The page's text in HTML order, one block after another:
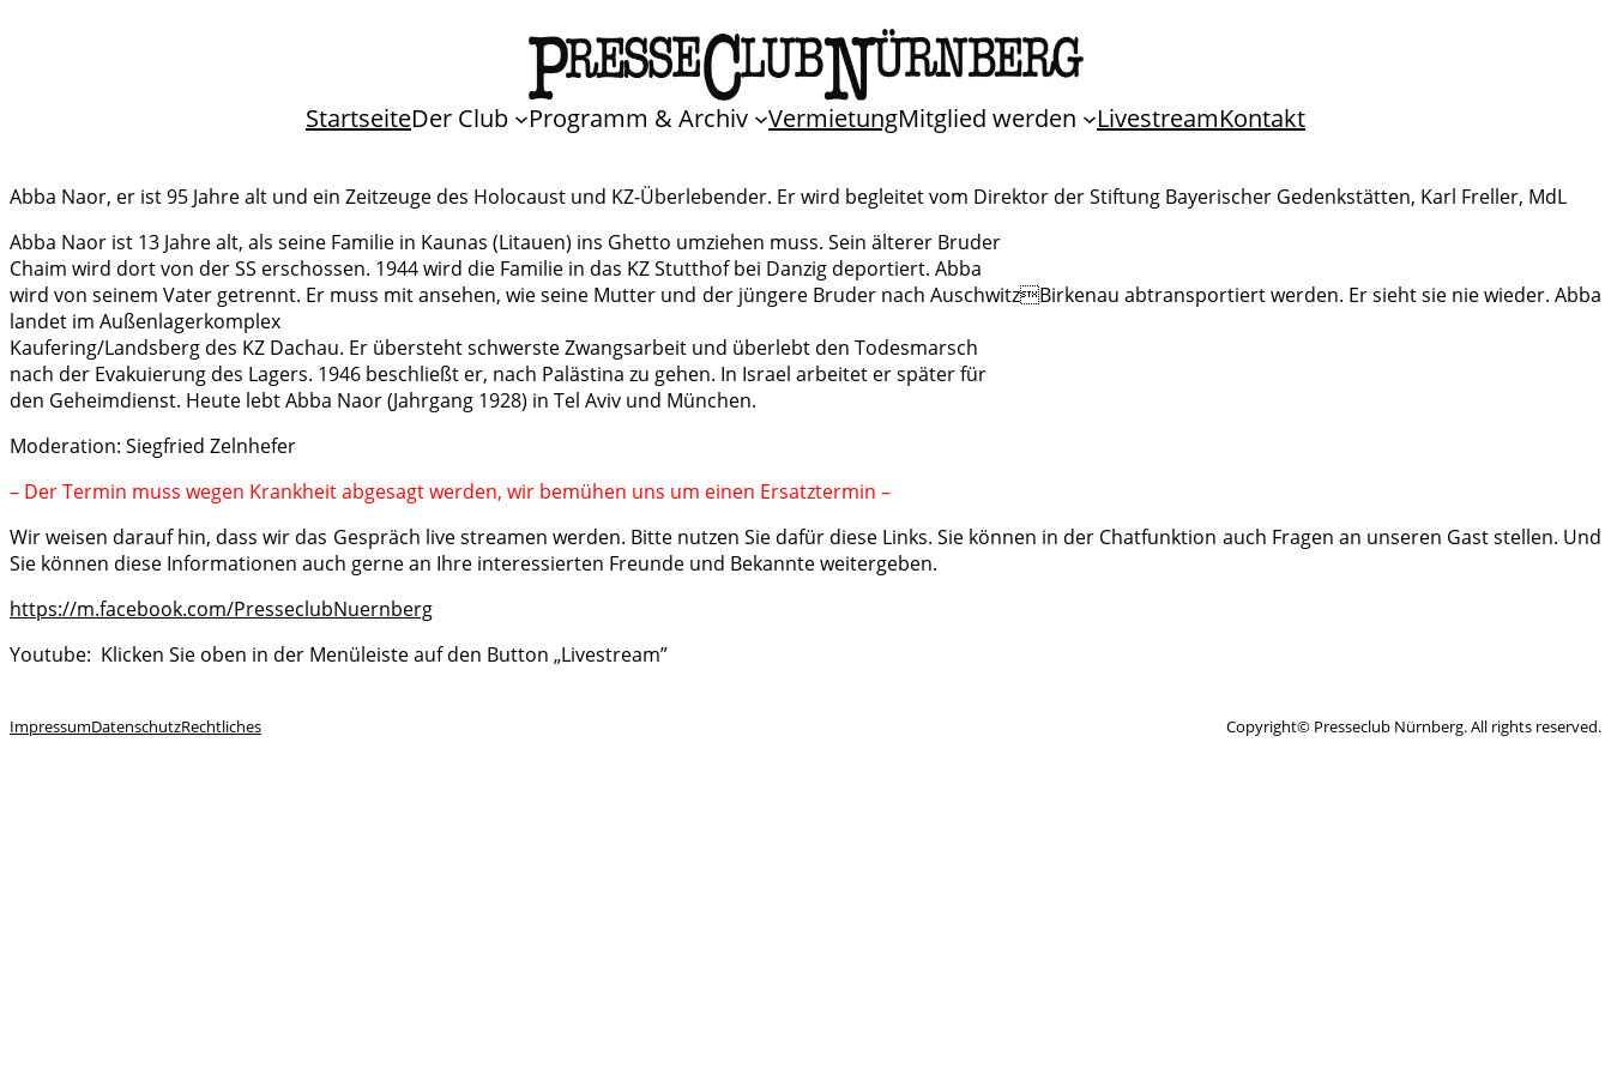
StartseiteDer Club Programm & Archiv VermietungMitglied werden LivestreamKontakt
Abba Naor, er ist 95 Jahre alt und ein Zeitzeuge des Holocaust und KZ-Überlebender. Er wird begleitet vom Direktor der Stiftung Bayerischer Gedenkstätten, Karl Freller, MdL
Abba Naor ist 13 Jahre alt, als seine Familie in Kaunas (Litauen) ins Ghetto umziehen muss. Sein älterer Bruder
Chaim wird dort von der SS erschossen. 1944 wird die Familie in das KZ Stutthof bei Danzig deportiert. Abba
wird von seinem Vater getrennt. Er muss mit ansehen, wie seine Mutter und der jüngere Bruder nach AuschwitzBirkenau abtransportiert werden. Er sieht sie nie wieder. Abba
landet im Außenlagerkomplex
Kaufering/Landsberg des KZ Dachau. Er übersteht schwerste Zwangsarbeit und überlebt den Todesmarsch
nach der Evakuierung des Lagers. 1946 beschließt er, nach Palästina zu gehen. In Israel arbeitet er später für
den Geheimdienst. Heute lebt Abba Naor (Jahrgang 1928) in Tel Aviv und München.
Moderation: Siegfried Zelnhefer
– Der Termin muss wegen Krankheit abgesagt werden, wir bemühen uns um einen Ersatztermin –
Wir weisen darauf hin, dass wir das Gespräch live streamen werden. Bitte nutzen Sie dafür diese Links. Sie können in der Chatfunktion auch Fragen an unseren Gast stellen. Und
Sie können diese Informationen auch gerne an Ihre interessierten Freunde und Bekannte weitergeben.
https://m.facebook.com/PresseclubNuernberg
Youtube: Klicken Sie oben in der Menüleiste auf den Button „Livestream”
ImpressumDatenschutzRechtliches Copyright© Presseclub Nürnberg. All rights reserved.